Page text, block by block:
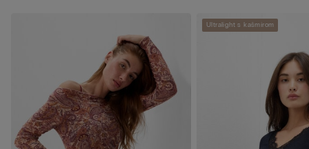
Ultralight s kašmírom